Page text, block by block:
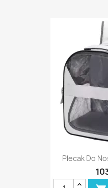
Plecak Do